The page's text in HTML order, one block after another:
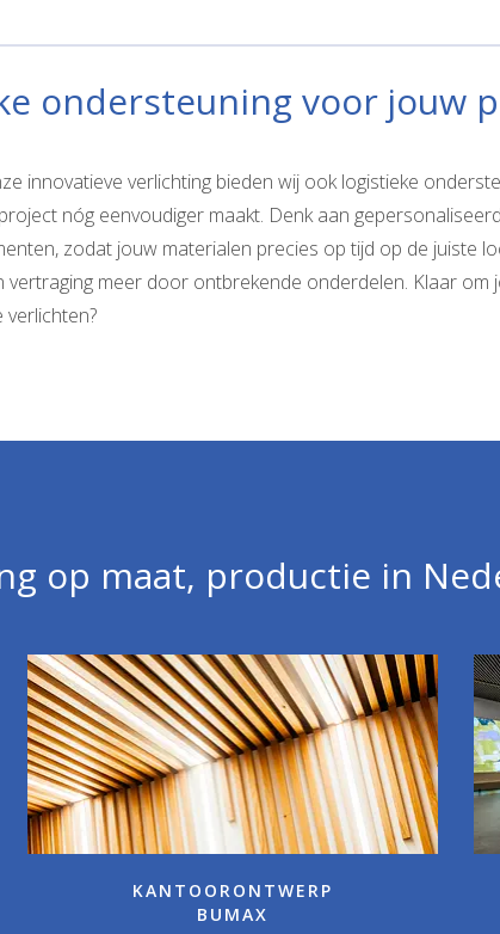
ondersteuning voor jouw
innovatieve verlichting bieden wij ook logistieke
nóg eenvoudiger maakt. Denk aan
zodat jouw materialen precies op tijd op de juiste
vertraging meer door ontbrekende onderdelen. Klaar om
op maat, productie in
KANTOORONTWERP
BUMAX